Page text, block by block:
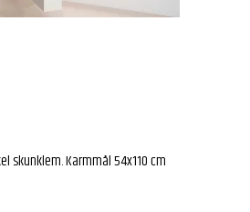
skunklem. Karmmål 54x110 cm